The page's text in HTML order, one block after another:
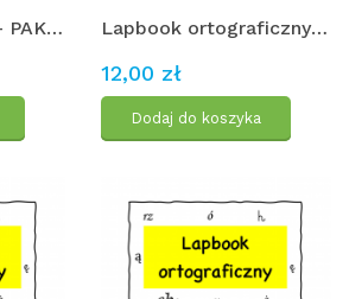
Lapbook o zimie - PAKIET Lapbook ortograficzny - "ch" - PAKIET
12,00 zł
Dodaj do koszyka